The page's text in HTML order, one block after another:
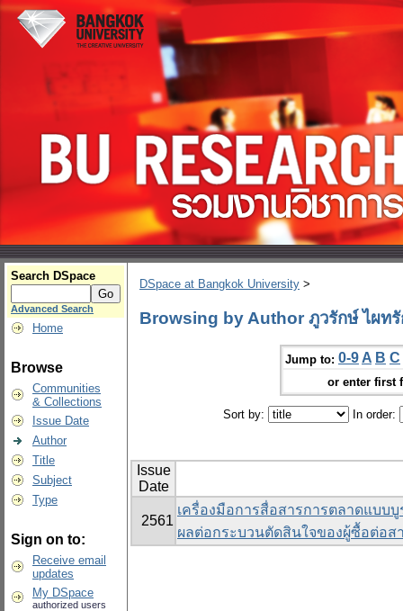
Search DSpace
Advanced Search
Home
Browse
Communities
& Collections
Issue Date
Author
Title
Subject
Type
Sign on to:
Receive email
updates
My DSpace
authorized users
DSpace at Bangkok University >
Browsing by Author ภูวรักษ์ ไผท
Jump to: 0-9 A B C
or enter first
Sort by: In order:
Issue
Date
2561
เครื่องมือการสื่อสารการตลาดแบ
ผลต่อกระบวนตัดสินใจของผู้ซื้อต่อส